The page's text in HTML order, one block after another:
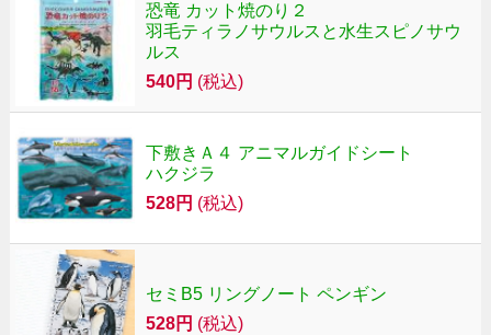
恐竜 カット焼のり２
羽毛ティラノサウルスと水生スピノサウ
ルス
540円 (税込)
下敷きＡ４ アニマルガイドシート
ハクジラ
528円 (税込)
セミB5 リングノート ペンギン
528円 (税込)